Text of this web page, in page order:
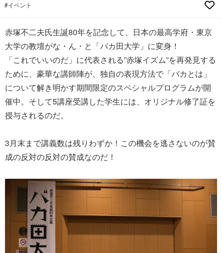
#イベント
赤塚不二夫氏生誕80年を記念して、日本の最高学府・東京
大学の教壇がな・ん・と「バカ田大学」に変身！
「これでいいのだ」に代表される”赤塚イズム”を再発見する
ために、豪華な講師陣が、独自の表現方法で「バカとは」
について解き明かす期間限定のスペシャルプログラムが開
催中。そして5講座受講した学生には、オリジナル修了証を
授与されるのだ。
3月末まで講義数は残りわずか！この機会を逃さないのが賛
成の反対の反対の賛成なのだ！